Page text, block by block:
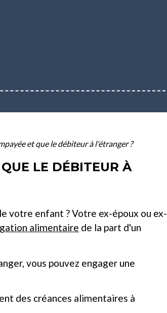
et que le débiteur à l'étranger ?
LE DÉBITEUR À
votre enfant ? Votre ex-époux ou ex-
alimentaire de la part d'un
vous pouvez engager une
des créances alimentaires à